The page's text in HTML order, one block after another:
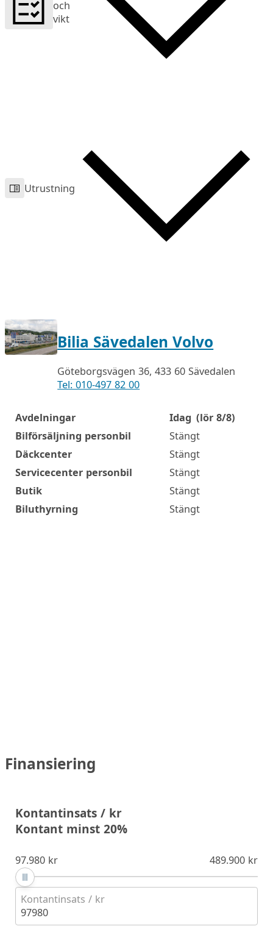
och
vikt
Utrustning
Bilia Sävedalen Volvo
Göteborgsvägen 36, 433 60 Sävedalen
Tel: 010-497 82 00
Öppettider
Avdelningar Idag (lör 8/8)
Bilförsäljning personbil
Stängt
Däckcenter
Stängt
Servicecenter personbil
Stängt
Butik
Stängt
Biluthyrning
Stängt
Finansiering
Kontantinsats / kr
Kontant minst 20%
97.980 kr 489.900 kr
Kontantinsats / kr
97980